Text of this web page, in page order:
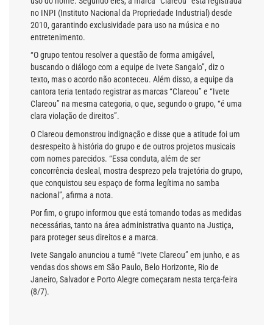
no INPI (Instituto Nacional da Propriedade Industrial) desde
2010, garantindo exclusividade para uso na música e no
entretenimento.
“O grupo tentou resolver a questão de forma amigável,
buscando o diálogo com a equipe de Ivete Sangalo”, diz o
texto, mas o acordo não aconteceu. Além disso, a equipe da
cantora teria tentado registrar as marcas “Clareou” e “Ivete
Clareou” na mesma categoria, o que, segundo o grupo, “é uma
clara violação de direitos”.
O Clareou demonstrou indignação e disse que a atitude foi um
desrespeito à história do grupo e de outros projetos musicais
com nomes parecidos. “Essa conduta, além de ser
concorrência desleal, mostra desprezo pela trajetória do grupo,
que conquistou seu espaço de forma legítima no samba
nacional”, afirma a nota.
Por fim, o grupo informou que está tomando todas as medidas
necessárias, tanto na área administrativa quanto na Justiça,
para proteger seus direitos e a marca.
Ivete Sangalo anunciou a turnê “Ivete Clareou” em junho, e as
vendas dos shows em São Paulo, Belo Horizonte, Rio de
Janeiro, Salvador e Porto Alegre começaram nesta terça-feira
(8/7).